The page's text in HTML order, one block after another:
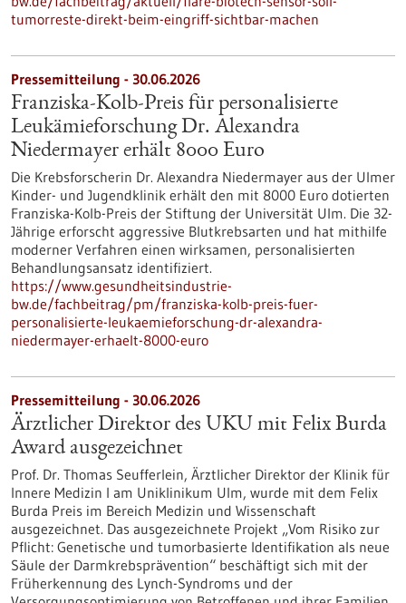
tumorreste-direkt-beim-eingriff-sichtbar-machen
Pressemitteilung - 30.06.2026
Franziska-Kolb-Preis für personalisierte
Leukämieforschung Dr. Alexandra
Niedermayer erhält 8000 Euro
Die Krebsforscherin Dr. Alexandra Niedermayer aus der Ulmer
Kinder- und Jugendklinik erhält den mit 8000 Euro dotierten
Franziska-Kolb-Preis der Stiftung der Universität Ulm. Die 32-
Jährige erforscht aggressive Blutkrebsarten und hat mithilfe
moderner Verfahren einen wirksamen, personalisierten
Behandlungsansatz identifiziert.
https://www.gesundheitsindustrie-
bw.de/fachbeitrag/pm/franziska-kolb-preis-fuer-
personalisierte-leukaemieforschung-dr-alexandra-
niedermayer-erhaelt-8000-euro
Pressemitteilung - 30.06.2026
Ärztlicher Direktor des UKU mit Felix Burda
Award ausgezeichnet
Prof. Dr. Thomas Seufferlein, Ärztlicher Direktor der Klinik für
Innere Medizin I am Uniklinikum Ulm, wurde mit dem Felix
Burda Preis im Bereich Medizin und Wissenschaft
ausgezeichnet. Das ausgezeichnete Projekt „Vom Risiko zur
Pflicht: Genetische und tumorbasierte Identifikation als neue
Säule der Darmkrebsprävention“ beschäftigt sich mit der
Früherkennung des Lynch-​Syndroms und der